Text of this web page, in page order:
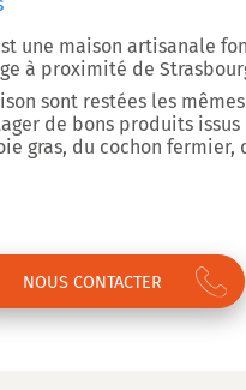
une maison artisanale
à proximité de
sont restées les
de bons produits
gras, du cochon
NOUS CONTACTER